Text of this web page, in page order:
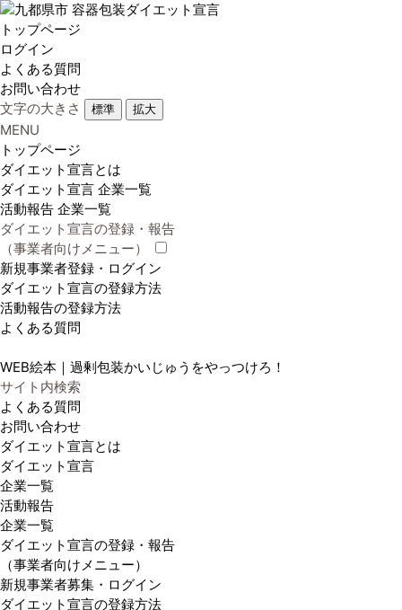
トップページ
ログイン
よくある質問
お問い合わせ
文字の大きさ
標準 拡大
MENU
トップページ
ダイエット宣言とは
ダイエット宣言 企業一覧
活動報告 企業一覧
ダイエット宣言の登録・報告
（事業者向けメニュー）
新規事業者登録・ログイン
ダイエット宣言の登録方法
活動報告の登録方法
よくある質問
WEB絵本｜過剰包装かいじゅうをやっつけろ！
サイト内検索
よくある質問
お問い合わせ
ダイエット宣言とは
ダイエット宣言
企業一覧
活動報告
企業一覧
ダイエット宣言の登録・報告
（事業者向けメニュー）
新規事業者募集・ログイン
ダイエット宣言の登録方法